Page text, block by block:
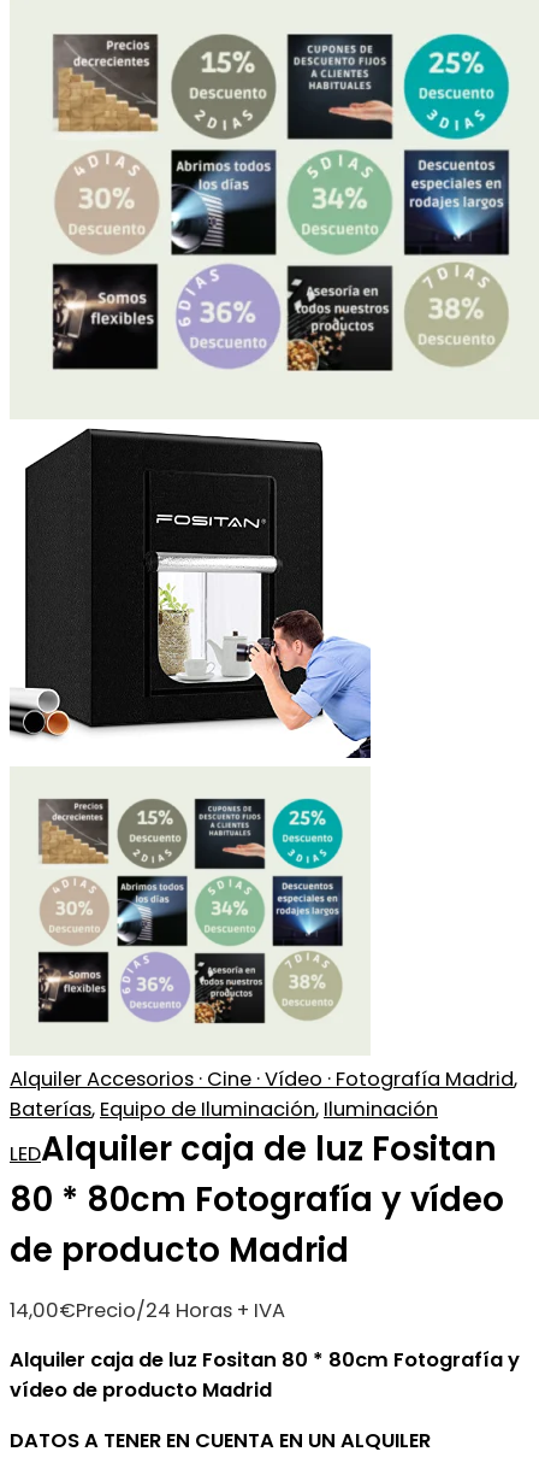
Alquiler Accesorios · Cine · Vídeo · Fotografía Madrid,
Baterías, Equipo de Iluminación, Iluminación
LEDAlquiler caja de luz Fositan
80 * 80cm Fotografía y vídeo
de producto Madrid
14,00€Precio/24 Horas + IVA
Alquiler caja de luz Fositan 80 * 80cm Fotografía y
vídeo de producto Madrid
DATOS A TENER EN CUENTA EN UN ALQUILER